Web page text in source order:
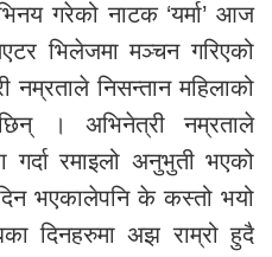
गरेको नाटक ‘यर्मा’ आज
भिलेजमा मञ्चन गरिएको
नम्रताले निसन्तान महिलाको
। अभिनेत्री नम्रताले
गर्दा रमाइलो अनुभुती भएको
भएकालेपनि के कस्तो भयो
दिनहरुमा अझ राम्रो हुदै